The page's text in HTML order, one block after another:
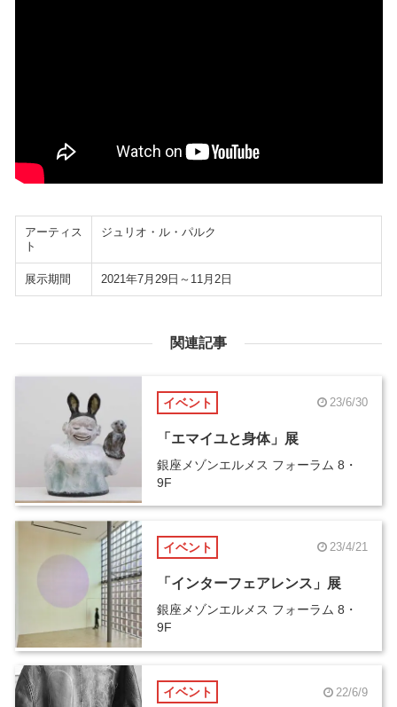
アーティス
ト
ジュリオ・ル・パルク
展示期間 2021年7月29日～11月2日
関連記事
イベント 23/6/30
「エマイユと身体」展
銀座メゾンエルメス フォーラム 8・
9F
イベント 23/4/21
「インターフェアレンス」展
銀座メゾンエルメス フォーラム 8・
9F
イベント 22/6/9